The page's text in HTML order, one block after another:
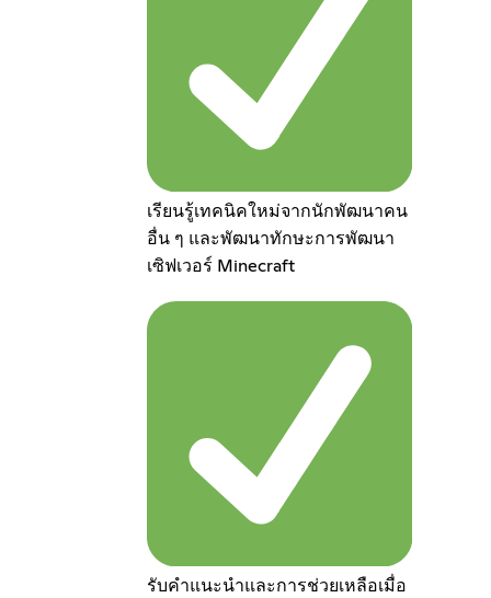
เรียนรู้เทคนิคใหม่จากนักพัฒนาคน
อื่น ๆ และพัฒนาทักษะการพัฒนา
เซิฟเวอร์ Minecraft
รับคำแนะนำและการช่วยเหลือเมื่อ